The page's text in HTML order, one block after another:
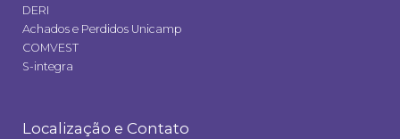
DERI
Achados e Perdidos Unicamp
COMVEST
S-integra
Localização e Contato